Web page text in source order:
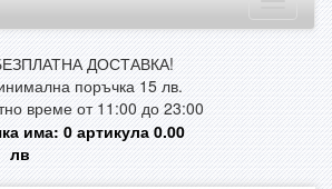
ДОСТАВКА!
поръчка 15 лв.
време от 11:00 до 23:00
има:0артикула0.00
лв